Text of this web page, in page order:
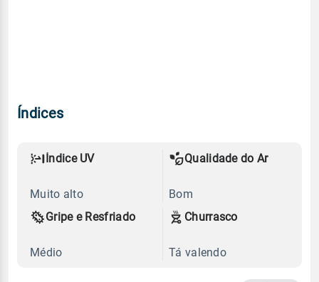
Índices
Índice UV
Muito alto
Qualidade do Ar
Bom
Gripe e Resfriado
Médio
Churrasco
Tá valendo